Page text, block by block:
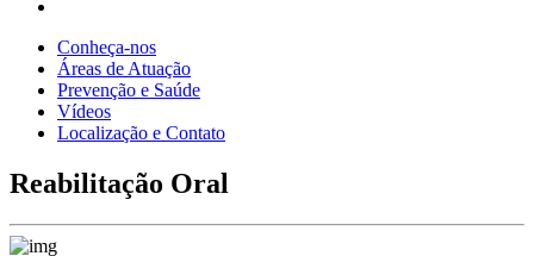
Conheça-nos
Áreas de Atuação
Prevenção e Saúde
Vídeos
Localização e Contato
Reabilitação Oral